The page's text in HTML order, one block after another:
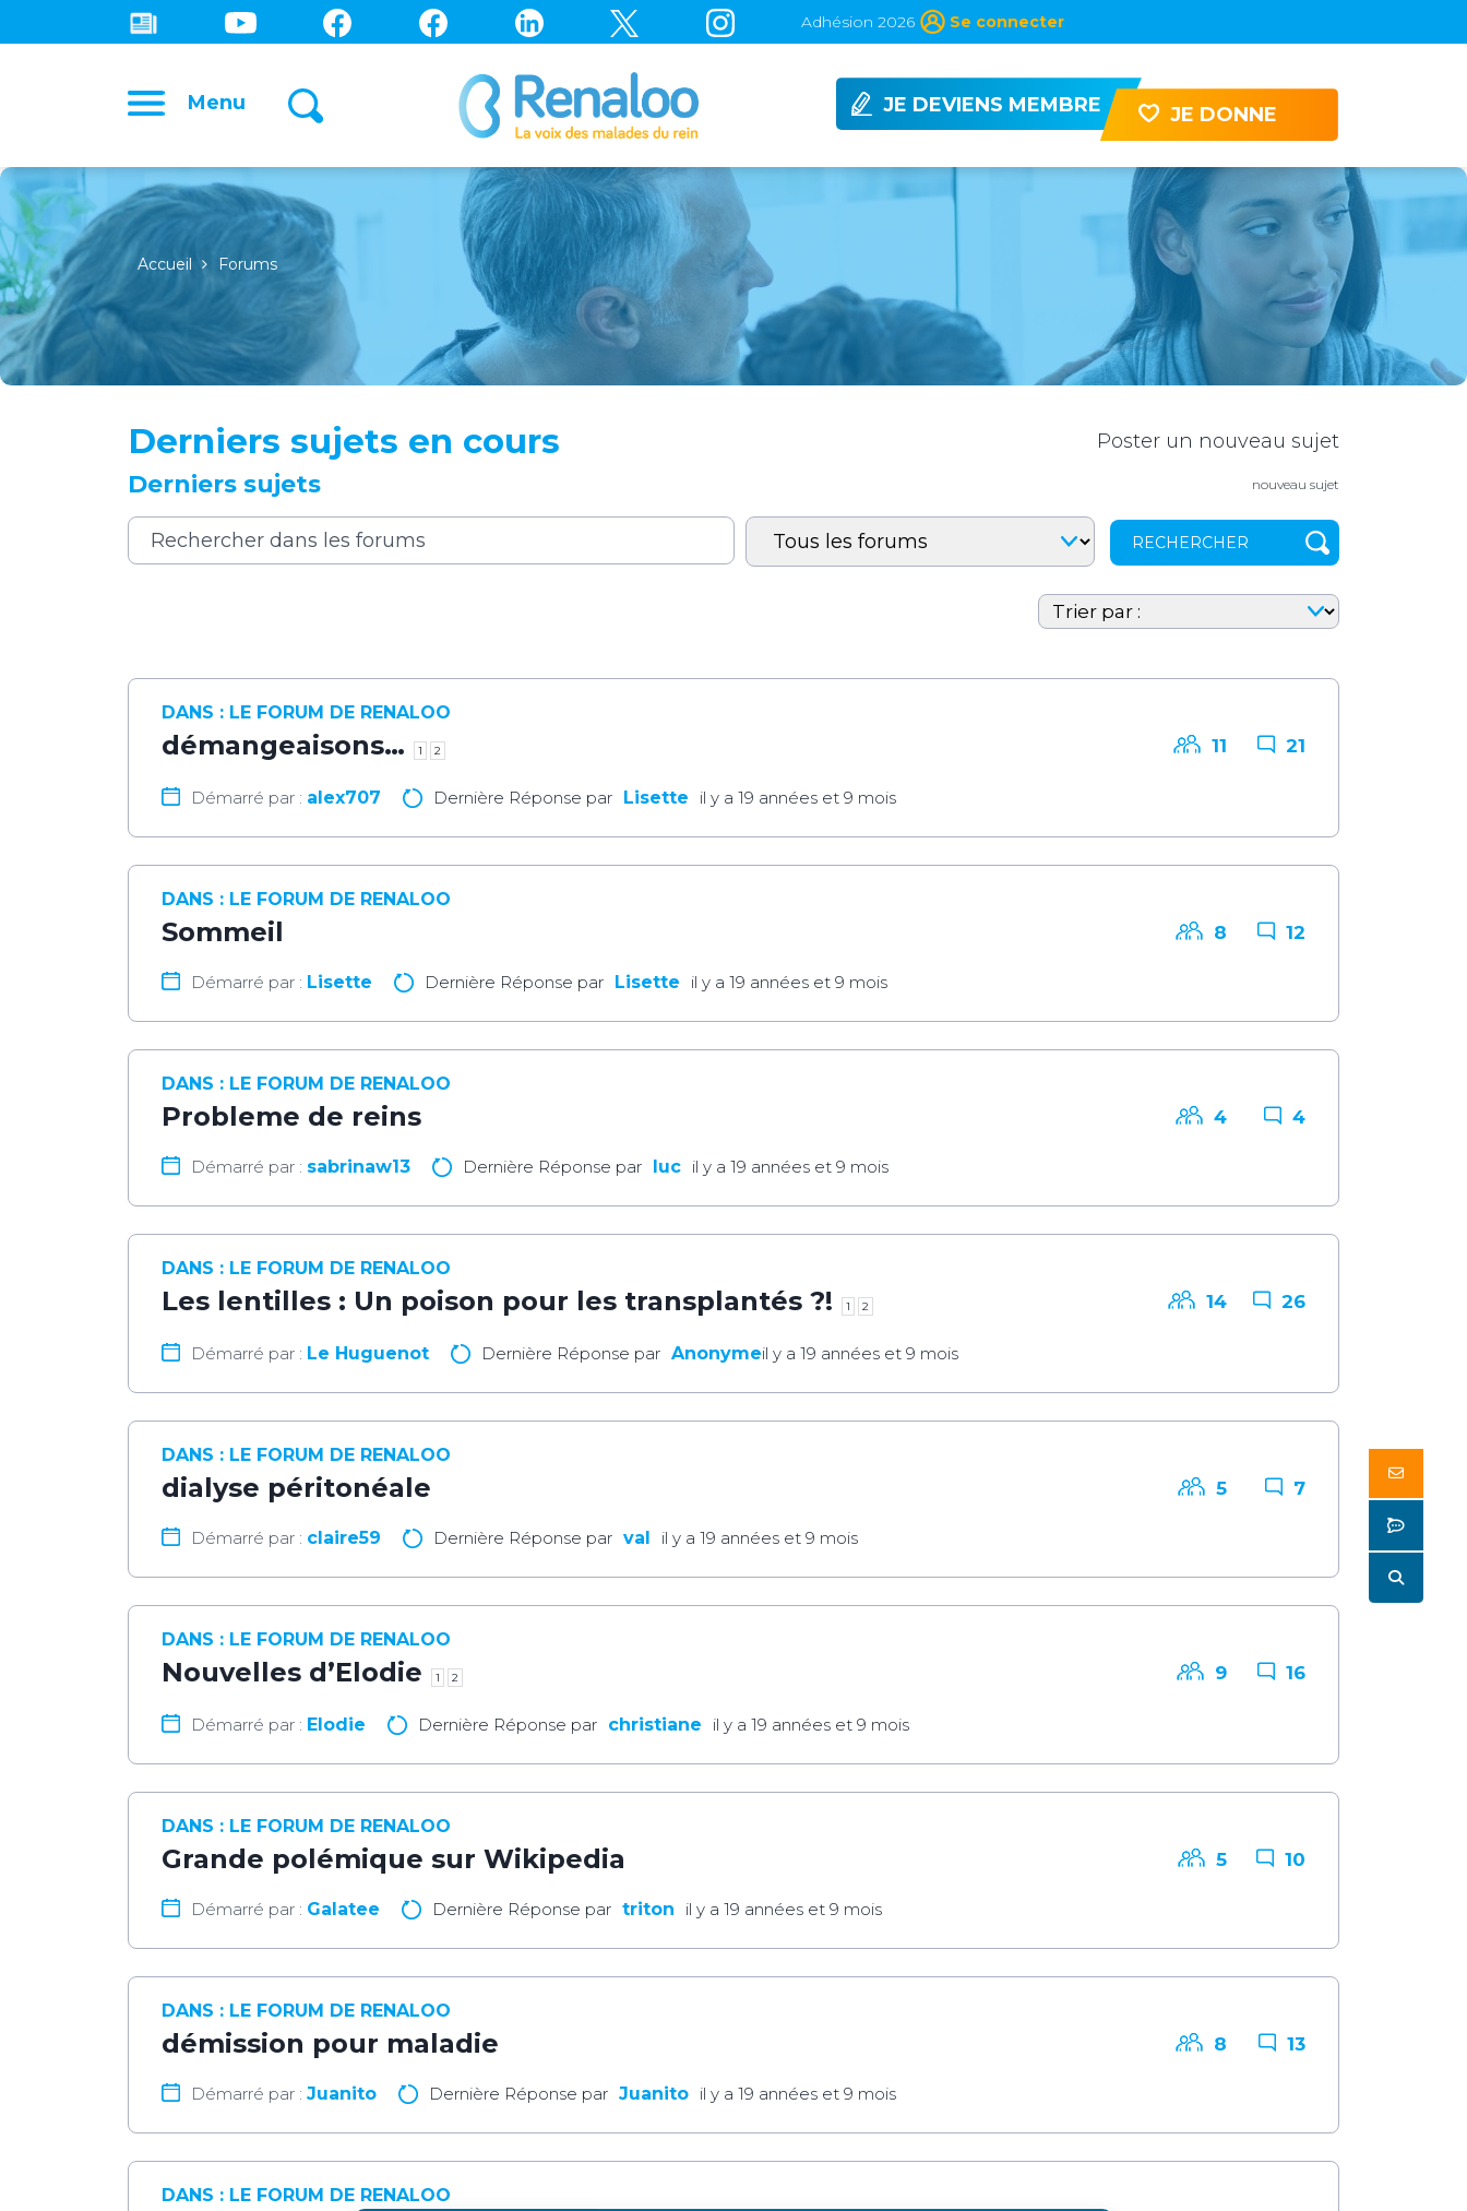
Adhésion 2026 Se connecter
Menu JE DEVIENS MEMBRE JE DONNE
Accueil Forums
Derniers sujets en cours Poster un nouveau sujet
Derniers sujets nouveau sujet
démangeaisons… 1 2
Démarré par : alex707 Dernière Réponse par il y a 19 années et 9 mois
Lisette
DANS : LE FORUM DE RENALOO
11 21
Sommeil
Démarré par : Lisette Dernière Réponse par il y a 19 années et 9 mois
Lisette
DANS : LE FORUM DE RENALOO
8 12
Probleme de reins
Démarré par : sabrinaw13 Dernière Réponse par il y a 19 années et 9 mois
luc
DANS : LE FORUM DE RENALOO
4 4
Les lentilles : Un poison pour les transplantés ?! 1 2
Démarré par : Le Huguenot Dernière Réponse par il y a 19 années et 9 mois
Anonyme
DANS : LE FORUM DE RENALOO
14 26
dialyse péritonéale
Démarré par : claire59 Dernière Réponse par il y a 19 années et 9 mois
val
DANS : LE FORUM DE RENALOO
5 7
Nouvelles d’Elodie 1 2
Démarré par : Elodie Dernière Réponse par il y a 19 années et 9 mois
christiane
DANS : LE FORUM DE RENALOO
9 16
Grande polémique sur Wikipedia
Démarré par : Galatee Dernière Réponse par il y a 19 années et 9 mois
triton
DANS : LE FORUM DE RENALOO
5 10
démission pour maladie
Démarré par : Juanito Dernière Réponse par il y a 19 années et 9 mois
Juanito
DANS : LE FORUM DE RENALOO
8 13
DANS : LE FORUM DE RENALOO